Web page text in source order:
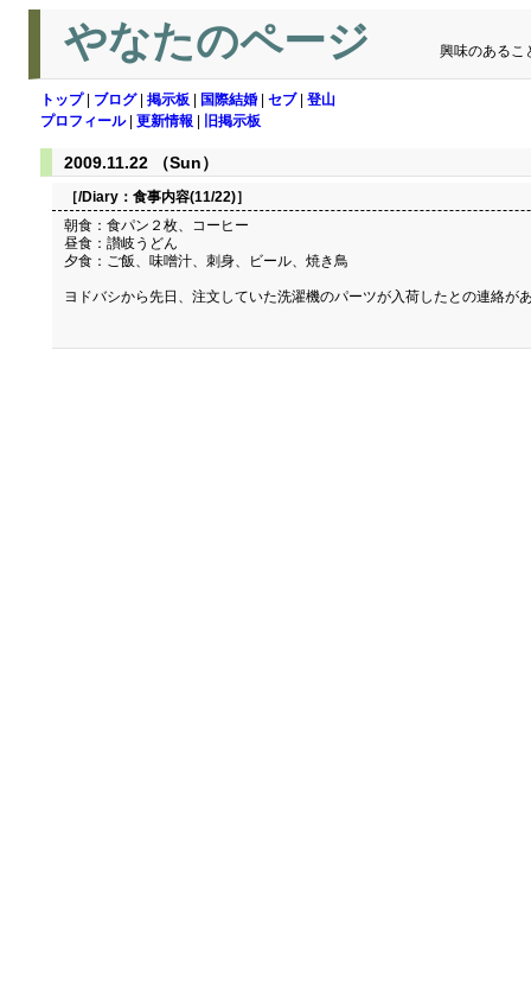
やなたのページ 興味のあるこ
トップ| ブログ| 掲示板 国際結婚 セブ| 登山
プロフィール| 更新情報 旧掲示板
2009.11.22 （Sun）
［/Diary： 食事内容(11/22)］
朝食：食パン２枚、コーヒー
昼食：讃岐うどん
夕食：ご飯、味噌汁、刺身、ビール、焼き鳥
ヨドバシから先日、注文していた洗濯機のパーツが入荷したとの連絡が